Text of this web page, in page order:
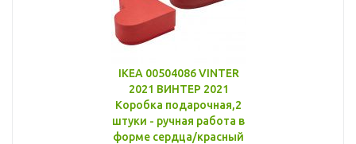
IKEA 00504086 VINTER
2021 ВИНТЕР 2021
Коробка подарочная,2
штуки - ручная работа в
форме сердца/красный